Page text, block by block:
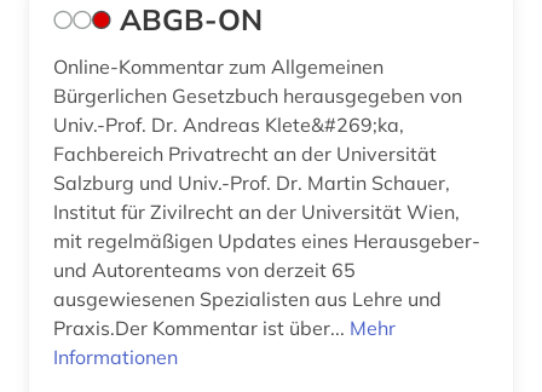
beilegung (1)
bekanntmachungen (1)
belgien (4)
beratung (1)
bericht (1)
berlin (7)
(1)
ABGB-ON
Online-Kommentar zum Allgemeinen
Bürgerlichen Gesetzbuch herausgegeben von
Univ.-Prof. Dr. Andreas Klete&#269;ka,
Fachbereich Privatrecht an der Universität
Salzburg und Univ.-Prof. Dr. Martin Schauer,
Institut für Zivilrecht an der Universität Wien,
mit regelmäßigen Updates eines Herausgeber-
und Autorenteams von derzeit 65
ausgewiesenen Spezialisten aus Lehre und
Praxis.Der Kommentar ist über... Mehr
Informationen